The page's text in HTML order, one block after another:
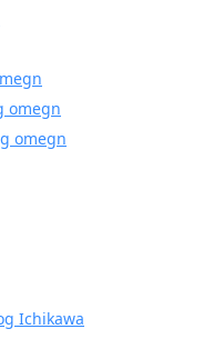
omegn
omegn
Ichikawa